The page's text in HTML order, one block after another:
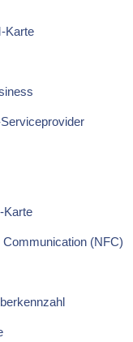
Karte
Karte
Communication (NFC)